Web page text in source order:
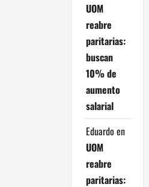
UOM
reabre
paritarias:
buscan
10% de
aumento
salarial
Eduardo en
UOM
reabre
paritarias: